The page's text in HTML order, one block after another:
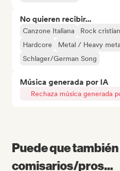
No quieren recibir...
Canzone Italiana Rock
Hardcore
Metal / Heavy
Schlager/German Song
Música generada por IA
Rechaza música generada
Puede que
comisarios/pros...